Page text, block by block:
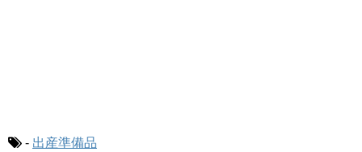
- 出産準備品